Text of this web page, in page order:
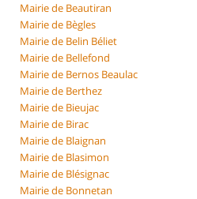
Mairie de Beautiran
Mairie de Bègles
Mairie de Belin Béliet
Mairie de Bellefond
Mairie de Bernos Beaulac
Mairie de Berthez
Mairie de Bieujac
Mairie de Birac
Mairie de Blaignan
Mairie de Blasimon
Mairie de Blésignac
Mairie de Bonnetan